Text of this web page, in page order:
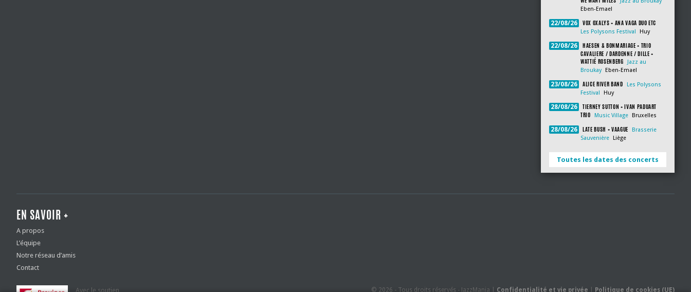
Eben-Emael
22/08/26 VOX OXALYS + ANA VAGA DUO ETC
Les Polysons Festival Huy
22/08/26
HAESEN & BONMARIAGE + TRIO
CAVALIERE / DARDENNE / DILLE +
WATTIÉ ROSENBERG
Jazz au
Broukay
Eben-Emael
23/08/26 ALICE RIVER BAND
Les Polysons
Festival
Huy
28/08/26
TIERNEY SUTTON + IVAN PADUART
TRIO
Music Village Bruxelles
28/08/26 LATE BUSH + VAAGUE
Brasserie
Sauvenière
Liège
Toutes les dates des concerts
EN SAVOIR +
A propos
L’équipe
Notre réseau d’amis
Contact
Avec le soutien © 2026 - Tous droits réservés - JazzMania | Confidentialité et vie privée Politique de cookies (UE)